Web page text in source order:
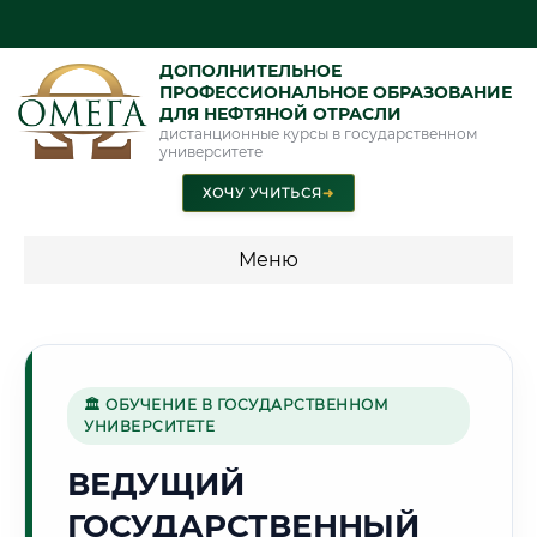
ДОПОЛНИТЕЛЬНОЕ
ПРОФЕССИОНАЛЬНОЕ ОБРАЗОВАНИЕ
ДЛЯ НЕФТЯНОЙ ОТРАСЛИ
дистанционные курсы в государственном
университете
ХОЧУ УЧИТЬСЯ➜
Меню
Г. КАРАГАНДА
🏛 ОБУЧЕНИЕ В ГОСУДАРСТВЕННОМ
УНИВЕРСИТЕТЕ
ВЕДУЩИЙ
ГОСУДАРСТВЕННЫЙ